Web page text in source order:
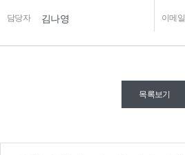
담당자 김나영 이메일
목록보기